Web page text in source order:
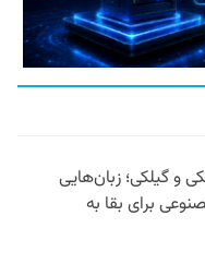
و گیلکی؛ زبان‌هایی
برای بقا به